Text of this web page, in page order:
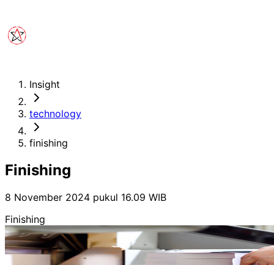
Insight
technology
finishing
Finishing
8 November 2024 pukul 16.09 WIB
Finishing